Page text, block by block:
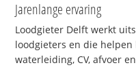
Jarenlange ervaring
Loodgieter Delft werkt
loodgieters en die
waterleiding, CV, afvoer